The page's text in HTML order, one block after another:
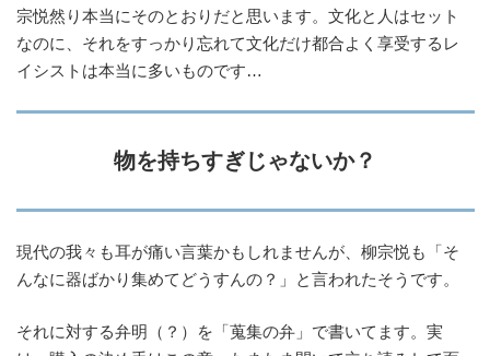
宗悦然り本当にそのとおりだと思います。文化と人はセット
なのに、それをすっかり忘れて文化だけ都合よく享受するレ
イシストは本当に多いものです…
物を持ちすぎじゃないか？
現代の我々も耳が痛い言葉かもしれませんが、柳宗悦も「そ
んなに器ばかり集めてどうすんの？」と言われたそうです。
それに対する弁明（？）を「蒐集の弁」で書いてます。実